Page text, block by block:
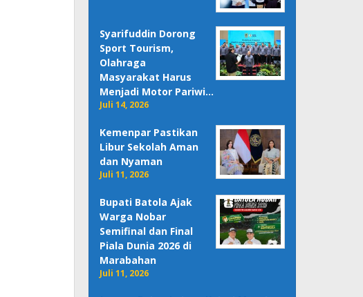
Syarifuddin Dorong
Sport Tourism,
Olahraga
Masyarakat Harus
Menjadi Motor Pariwi…
Juli 14, 2026
Kemenpar Pastikan
Libur Sekolah Aman
dan Nyaman
Juli 11, 2026
Bupati Batola Ajak
Warga Nobar
Semifinal dan Final
Piala Dunia 2026 di
Marabahan
Juli 11, 2026